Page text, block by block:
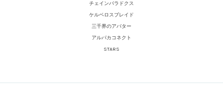
チェインパラドクス
ケルベロスブレイド
三千界のアバター
アルパカコネクト
STARS